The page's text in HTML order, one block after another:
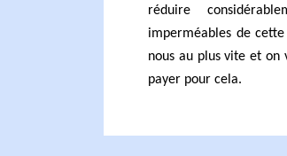
réduire
imperméables de
nous au plus vite et on
payer pour cela.